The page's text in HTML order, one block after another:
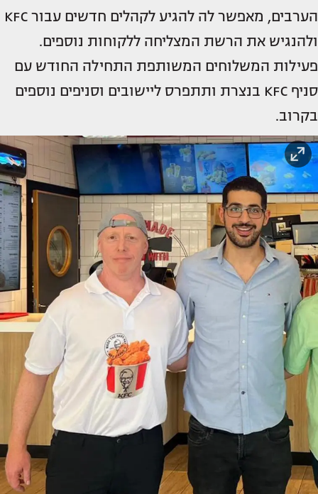
הערבים, מאפשר לה להגיע לקהלים חדשים עבור KFC
ולהנגיש את הרשת המצליחה ללקוחות נוספים.
פעילות המשלוחים המשותפת התחילה החודש עם
סניף KFC בנצרת ותתפרס ליישובים וסניפים נוספים
בקרוב.